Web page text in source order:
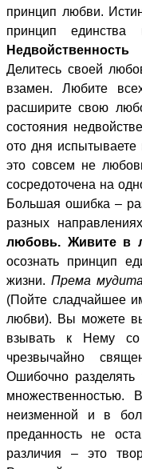
принцип любви.
принцип единства
Делитесь своей
взамен. Любите
расширите свою
состояния
ото дня
это совсем не
сосредоточена на
Большая ошибка –
разных
любовь. Живите в
осознать принцип
жизни.Према
(Пойте сладчайшее
любви). Вы можете
взывать к Нему
чрезвычайно
Ошибочно
множественностью.
неизменной и в
преданность не
различия – это